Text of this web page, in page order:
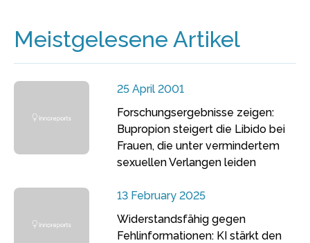
Meistgelesene Artikel
25 April 2001
Forschungsergebnisse zeigen:
Bupropion steigert die Libido bei
Frauen, die unter vermindertem
sexuellen Verlangen leiden
13 February 2025
Widerstandsfähig gegen
Fehlinformationen: KI stärkt den